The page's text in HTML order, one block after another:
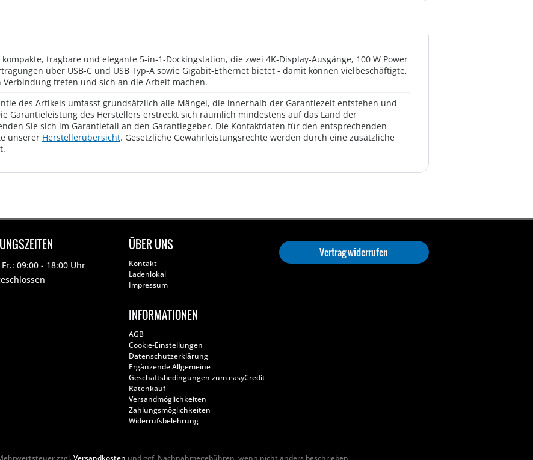
kompakte, tragbare und elegante 5-in-1-Dockingstation, die zwei 4K-Display-Ausgänge, 100 W Power
über USB-C und USB Typ-A sowie Gigabit-Ethernet bietet - damit können vielbeschäftigte,
treten und sich an die Arbeit machen.
des Artikels umfasst grundsätzlich alle Mängel, die innerhalb der Garantiezeit entstehen und
Garantieleistung des Herstellers erstreckt sich räumlich mindestens auf das Land der
Sie sich im Garantiefall an den Garantiegeber. Die Kontaktdaten für den entsprechenden
unserer Herstellerübersicht. Gesetzliche Gewährleistungsrechte werden durch eine zusätzliche
09:00 - 18:00 Uhr
ÜBER UNS
Kontakt
Ladenlokal
Impressum
INFORMATIONEN
AGB
Cookie-Einstellungen
Datenschutzerklärung
Ergänzende Allgemeine
Geschäftsbedingungen zum easyCredit-
Ratenkauf
Versandmöglichkeiten
Zahlungsmöglichkeiten
Widerrufsbelehrung
Vertrag widerrufen